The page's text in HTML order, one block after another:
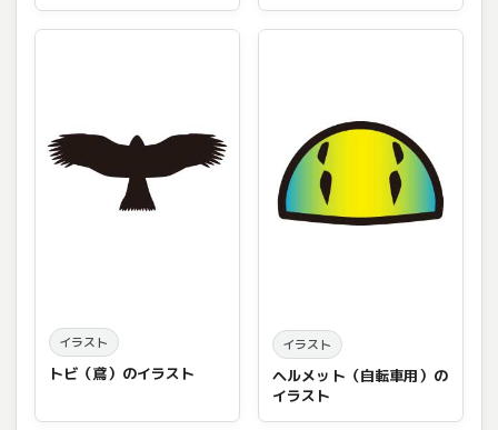
イラスト
トビ（鳶）のイラスト
イラスト
ヘルメット（自転車用）の
イラスト